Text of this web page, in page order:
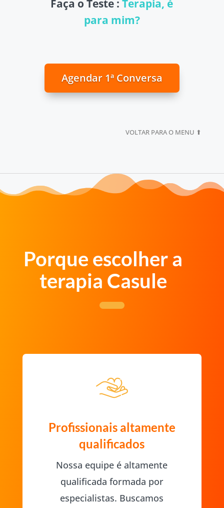
Faça o Teste : Terapia, é
para mim?
Agendar 1ª Conversa
VOLTAR PARA O MENU ⬆
Porque escolher a
terapia Casule
Profissionais altamente
qualificados
Nossa equipe é altamente
qualificada formada por
especialistas. Buscamos